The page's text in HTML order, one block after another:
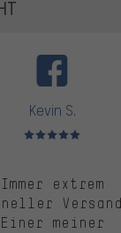
Kevin S.
Bewertungen: 5 von 5
Immer extrem
Einer meiner